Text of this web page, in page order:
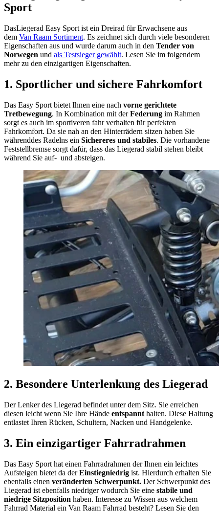
Sport
DasLiegerad Easy Sport ist ein Dreirad für Erwachsene aus
dem Van Raam Sortiment. Es zeichnet sich durch viele besonderen
Eigenschaften aus und wurde darum auch in den Tender von
Norwegen und als Testsieger gewählt. Lesen Sie im folgendem
mehr zu den einzigartigen Eigenschaften.
1. Sportlicher und sichere Fahrkomfort
Das Easy Sport bietet Ihnen eine nach vorne gerichtete
Tretbewegung. In Kombination mit derFederung im Rahmen
sorgt es auch im sportiveren fahr verhalten für perfekten
Fahrkomfort. Da sie nah an den Hinterrädern sitzen haben Sie
währenddes Radelns ein Sichereres und stabiles. Die vorhandene
Feststellbremse sorgt dafür, dass das Liegerad stabil stehen bleibt
während Sie auf- und absteigen.
2. Besondere Unterlenkung des Liegerad
Der Lenker des Liegerad befindet unter dem Sitz. Sie erreichen
diesen leicht wenn Sie Ihre Hände entspannt halten. Diese Haltung
entlastet Ihren Rücken, Schultern, Nacken und Handgelenke.
3. Ein einzigartiger Fahrradrahmen
Das Easy Sport hat einen Fahrradrahmen der Ihnen ein leichtes
Aufsteigen bietet da derEinstiegniedrig ist. Hierdurch erhalten Sie
ebenfalls einen veränderten Schwerpunkt. Der Schwerpunkt des
Liegerad ist ebenfalls niedriger wodurch Sie eine stabile und
niedrige Sitzposition haben. Interesse zu Wissen aus welchem
Fahrrad Material ein Van Raam Fahrrad besteht? Lesen Sie den